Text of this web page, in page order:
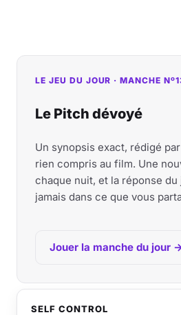
LE JEU DU JOUR · MANCHE
Le Pitch dévoyé
Un synopsis exact, rédigé
rien compris au film. Une
chaque nuit, et la réponse du
jamais dans ce que vous
Jouer la manche du jour
SELF CONTROL